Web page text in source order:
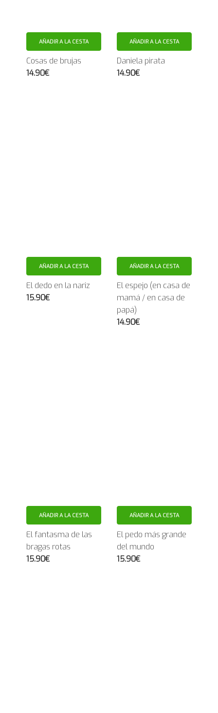
AÑADIR A LA CESTA
Cosas de brujas
14.90€
AÑADIR A LA CESTA
Daniela pirata
14.90€
AÑADIR A LA CESTA
El dedo en la nariz
15.90€
AÑADIR A LA CESTA
El espejo (en casa de
mamá / en casa de
papá)
14.90€
AÑADIR A LA CESTA
El fantasma de las
bragas rotas
15.90€
AÑADIR A LA CESTA
El pedo más grande
del mundo
15.90€